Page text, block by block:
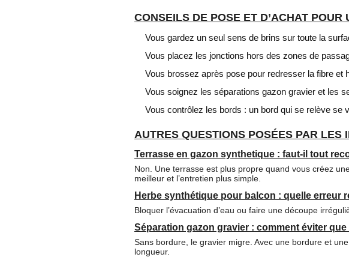
CONSEILS DE POSE ET D’ACHAT POUR
Vous gardez un seul sens de brins sur toute la
Vous placez les jonctions hors des zones de
Vous brossez après pose pour redresser la fibre et
Vous soignez les séparations gazon gravier et les
Vous contrôlez les bords : un bord qui se relève se
AUTRES QUESTIONS POSÉES PAR LES
Terrasse en gazon synthetique : faut-il tout
Non. Une terrasse est plus propre quand vous créez
meilleur et l’entretien plus simple.
Herbe synthétique pour balcon : quelle erreur
Bloquer l’évacuation d’eau ou faire une découpe
Séparation gazon gravier : comment éviter que
Sans bordure, le gravier migre. Avec une bordure et
longueur.